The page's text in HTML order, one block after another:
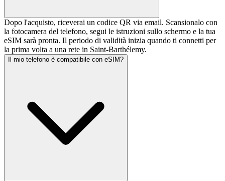
Dopo l'acquisto, riceverai un codice QR via email. Scansionalo con
la fotocamera del telefono, segui le istruzioni sullo schermo e la tua
eSIM sarà pronta. Il periodo di validità inizia quando ti connetti per
la prima volta a una rete in Saint-Barthélemy.
Il mio telefono è compatibile con eSIM?